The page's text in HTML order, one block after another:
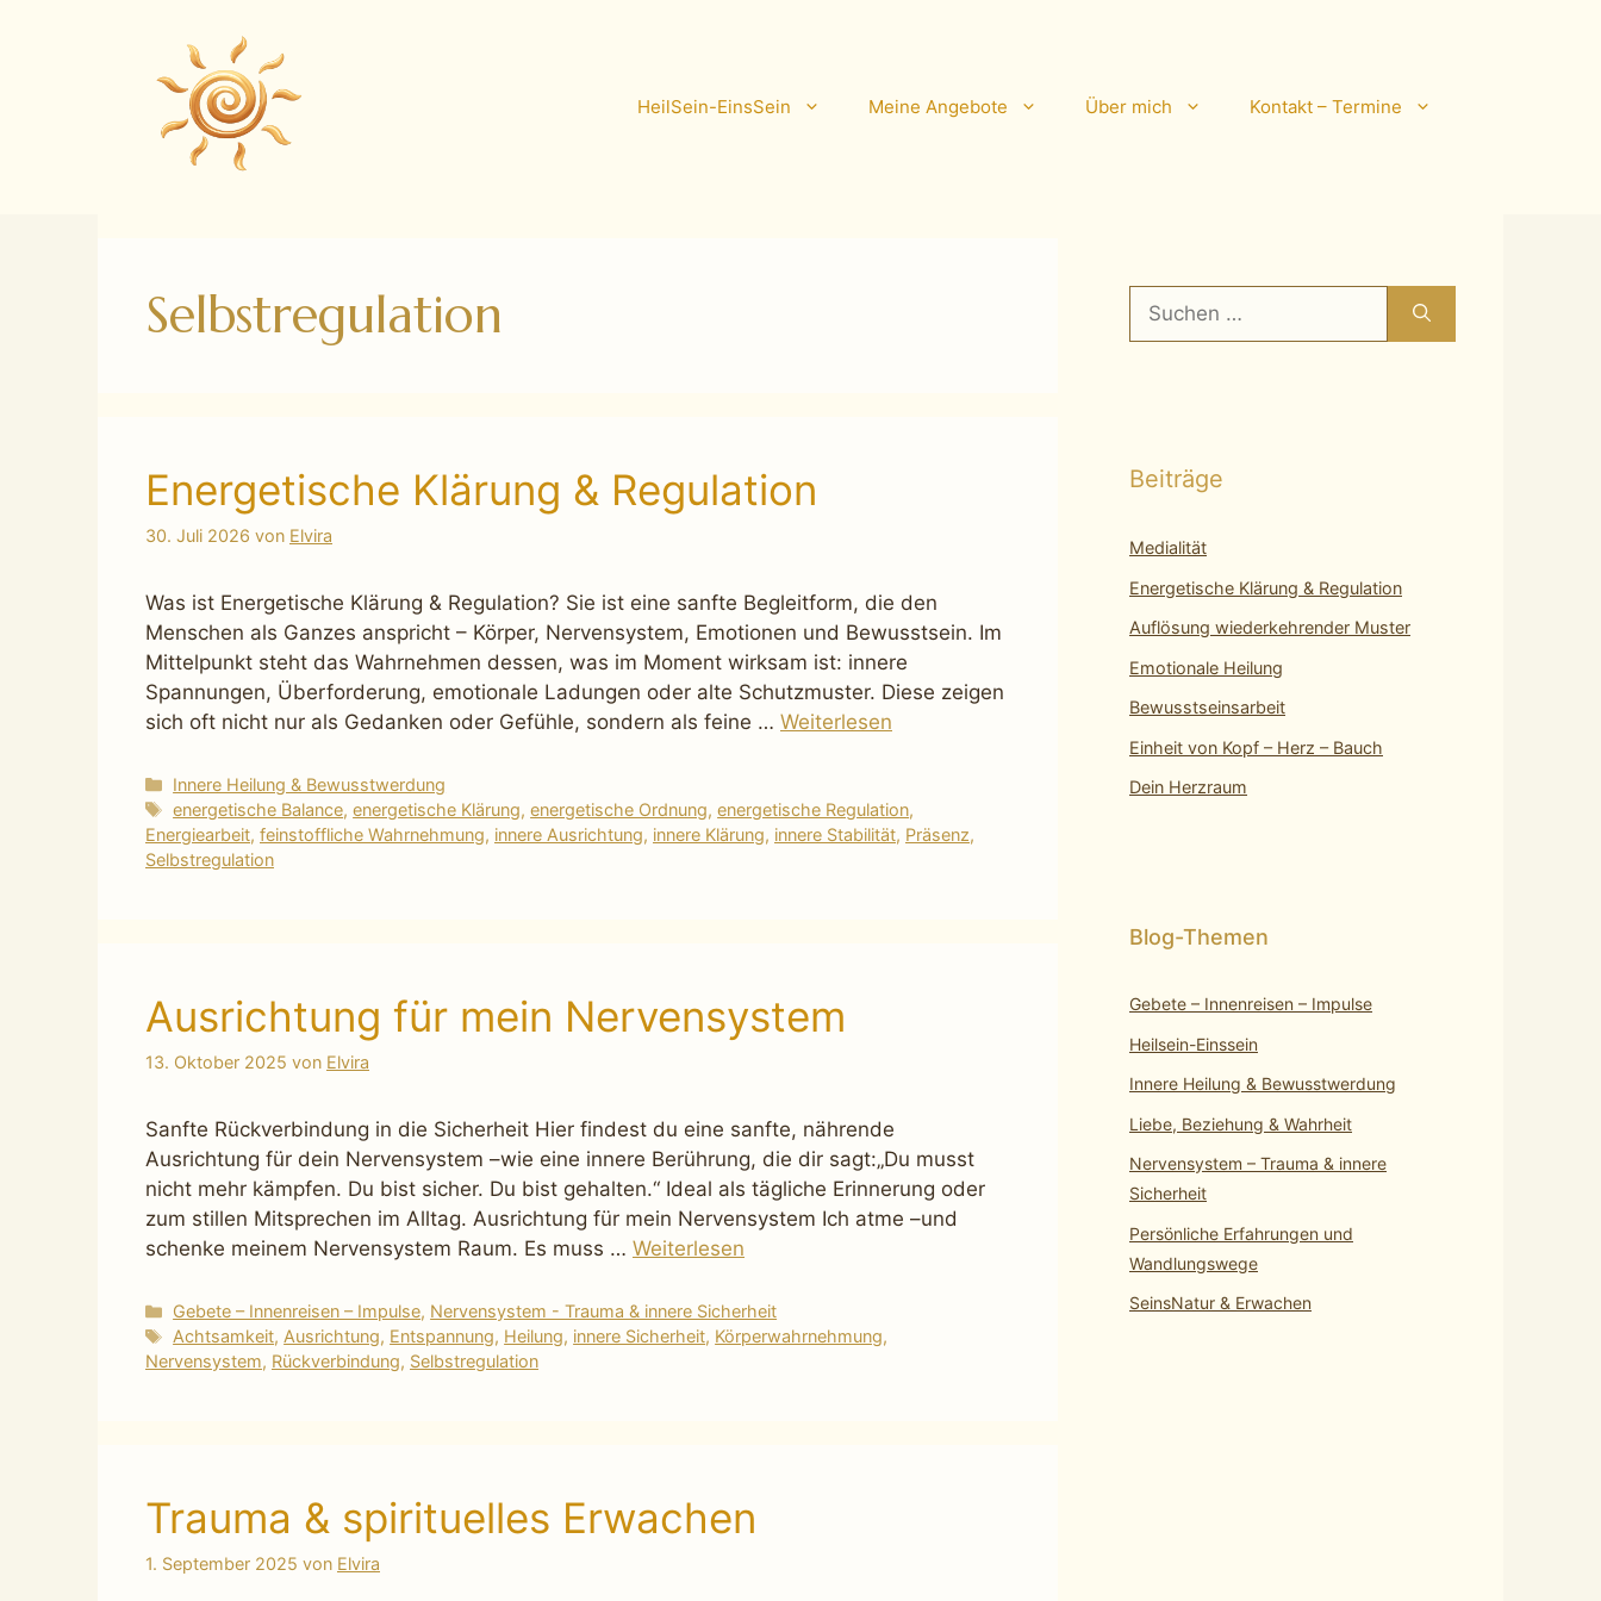
HeilSein-EinsSein Meine Angebote Über mich Kontakt – Termine
Selbstregulation
Energetische Klärung & Regulation
30. Juli 2026 von Elvira
Was ist Energetische Klärung & Regulation? Sie ist eine sanfte Begleitform, die den
Menschen als Ganzes anspricht – Körper, Nervensystem, Emotionen und Bewusstsein. Im
Mittelpunkt steht das Wahrnehmen dessen, was im Moment wirksam ist: innere
Spannungen, Überforderung, emotionale Ladungen oder alte Schutzmuster. Diese zeigen
sich oft nicht nur als Gedanken oder Gefühle, sondern als feine … Weiterlesen
Kategorien
Innere Heilung & Bewusstwerdung
Schlagwörter
energetische Balance,energetische Klärung,energetische Ordnung,energetische Regulation,
Energiearbeit, feinstoffliche Wahrnehmung, innere Ausrichtung, innere Klärung, innere Stabilität, Präsenz,
Selbstregulation
Ausrichtung für mein Nervensystem
13. Oktober 2025 von Elvira
Sanfte Rückverbindung in die Sicherheit Hier findest du eine sanfte, nährende
Ausrichtung für dein Nervensystem –wie eine innere Berührung, die dir sagt:„Du musst
nicht mehr kämpfen. Du bist sicher. Du bist gehalten.“ Ideal als tägliche Erinnerung oder
zum stillen Mitsprechen im Alltag. Ausrichtung für mein Nervensystem Ich atme –und
schenke meinem Nervensystem Raum. Es muss … Weiterlesen
Kategorien
Gebete – Innenreisen – Impulse, Nervensystem - Trauma & innere Sicherheit
Schlagwörter
Achtsamkeit, Ausrichtung, Entspannung, Heilung, innere Sicherheit, Körperwahrnehmung,
Nervensystem, Rückverbindung, Selbstregulation
Trauma & spirituelles Erwachen
1. September 2025 von Elvira
Suchen
nach:
Beiträge
Medialität
Energetische Klärung & Regulation
Auflösung wiederkehrender Muster
Emotionale Heilung
Bewusstseinsarbeit
Einheit von Kopf – Herz – Bauch
Dein Herzraum
Gebete – Innenreisen – Impulse
Heilsein-Einssein
Innere Heilung & Bewusstwerdung
Liebe, Beziehung & Wahrheit
Nervensystem – Trauma & innere
Sicherheit
Persönliche Erfahrungen und
Wandlungswege
SeinsNatur & Erwachen